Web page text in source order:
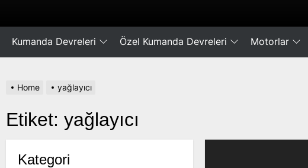
Kumanda Devreleri Özel Kumanda Devreleri Motorlar
Home yağlayıcı
Etiket: yağlayıcı
Kategori